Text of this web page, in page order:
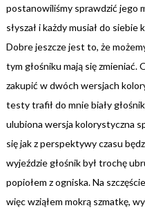
postanowiliśmy sprawdzić jego
słyszał i każdy musiał do
Dobre jeszcze jest to, że
tym głośniku mają się zmieniać.
zakupić w dwóch wersjach
testy trafił do mnie biały
ulubiona wersja kolorystyczna
się jak z perspektywy czasu
wyjeździe głośnik był trochę
popiołem z ogniska. Na
więc wziąłem mokrą szmatkę,